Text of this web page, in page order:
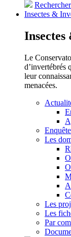
Insectes &
Insectes
Le
d’invertébrés
leur
menacées.
Les
Les
Les
Par